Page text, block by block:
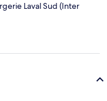
Laval Sud (Inter